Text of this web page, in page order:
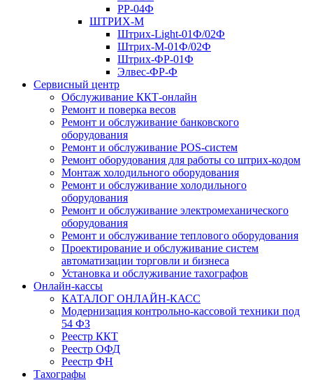
РР-04Ф
ШТРИХ-М
Штрих-Light-01Ф/02Ф
Штрих-М-01Ф/02Ф
Штрих-ФР-01Ф
Элвес-ФР-Ф
Сервисный центр
Обслуживание ККТ-онлайн
Ремонт и поверка весов
Ремонт и обслуживание банковского
оборудования
Ремонт и обслуживание POS-систем
Ремонт оборудования для работы со штрих-кодом
Монтаж холодильного оборудования
Ремонт и обслуживание холодильного
оборудования
Ремонт и обслуживание электромеханического
оборудования
Ремонт и обслуживание теплового оборудования
Проектирование и обслуживание систем
автоматизации торговли и бизнеса
Установка и обслуживание тахографов
Онлайн-кассы
КАТАЛОГ ОНЛАЙН-КАСС
Модернизация контрольно-кассовой техники под
54 ФЗ
Реестр ККТ
Реестр ОФД
Реестр ФН
Тахографы